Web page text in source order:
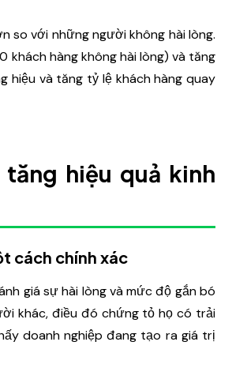
so với những người không hài lòng.
khách hàng không hài lòng) và tăng
hiệu và tăng tỷ lệ khách hàng quay
hiệu quả kinh
cách chính xác
giá sự hài lòng và mức độ gắn bó
khác, điều đó chứng tỏ họ có trải
doanh nghiệp đang tạo ra giá trị